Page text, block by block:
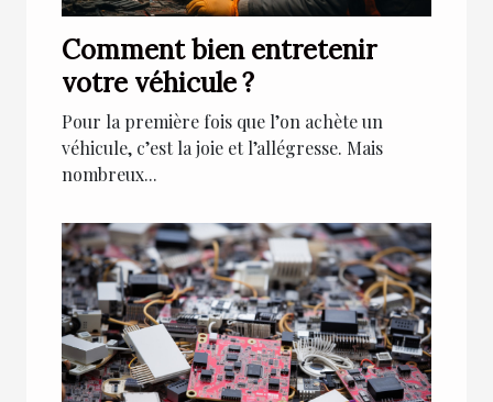
Comment bien entretenir
votre véhicule ?
Pour la première fois que l’on achète un
véhicule, c’est la joie et l’allégresse. Mais
nombreux...